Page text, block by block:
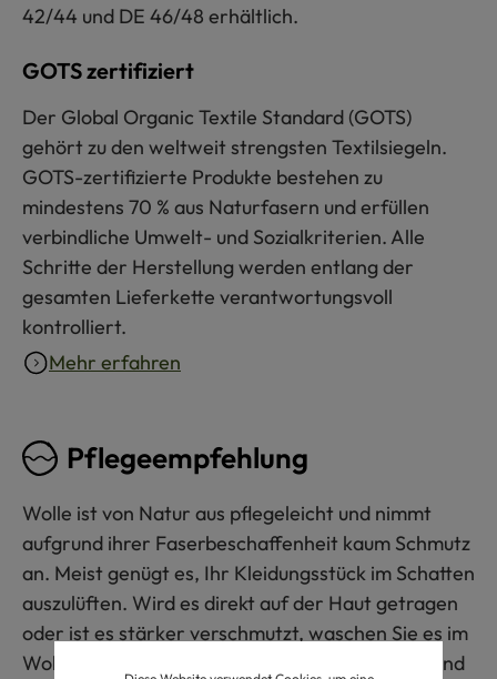
42/44 und DE 46/48 erhältlich.
GOTS zertifiziert
Der Global Organic Textile Standard (GOTS)
gehört zu den weltweit strengsten Textilsiegeln.
GOTS-zertifizierte Produkte bestehen zu
mindestens 70 % aus Naturfasern und erfüllen
verbindliche Umwelt- und Sozialkriterien. Alle
Schritte der Herstellung werden entlang der
gesamten Lieferkette verantwortungsvoll
kontrolliert.
Mehr erfahren
Pflegeempfehlung
Wolle ist von Natur aus pflegeleicht und nimmt
aufgrund ihrer Faserbeschaffenheit kaum Schmutz
an. Meist genügt es, Ihr Kleidungsstück im Schatten
auszulüften. Wird es direkt auf der Haut getragen
oder ist es stärker verschmutzt, waschen Sie es im
Wollwaschgang bis 30 °C mit Wollwaschmittel und